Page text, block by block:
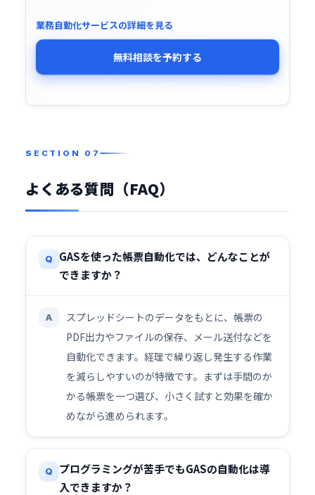
業務自動化サービスの詳細を見る
無料相談を予約する
よくある質問（FAQ）
Q
GASを使った帳票自動化では、どんなことが
できますか？
A
スプレッドシートのデータをもとに、帳票の
PDF出力やファイルの保存、メール送付などを
自動化できます。経理で繰り返し発生する作業
を減らしやすいのが特徴です。まずは手間のか
かる帳票を一つ選び、小さく試すと効果を確か
めながら進められます。
Q
プログラミングが苦手でもGASの自動化は導
入できますか？